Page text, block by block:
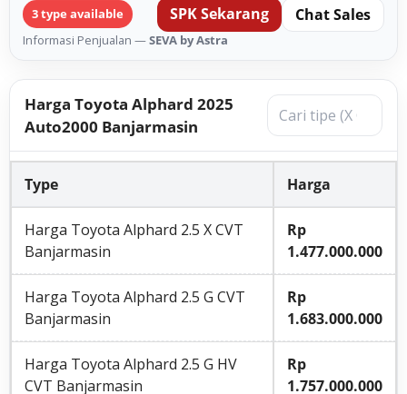
3 type available SPK Sekarang Chat Sales
Informasi Penjualan —SEVA by Astra
Harga Toyota Alphard 2025
Auto2000 Banjarmasin
Type Harga
Harga Toyota Alphard 2.5 X CVT
Banjarmasin
Rp
1.477.000.000
Harga Toyota Alphard 2.5 G CVT
Banjarmasin
Rp
1.683.000.000
Harga Toyota Alphard 2.5 G HV
CVT Banjarmasin
Rp
1.757.000.000